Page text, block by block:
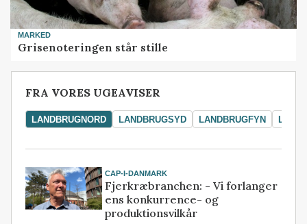
MARKED
Grisenoteringen står stille
FRA VORES UGEAVISER
LANDBRUGNORD LANDBRUGSYD LANDBRUGFYN
CAP-I-DANMARK
Fjerkræbranchen: - Vi forlanger
ens konkurrence- og
produktionsvilkår